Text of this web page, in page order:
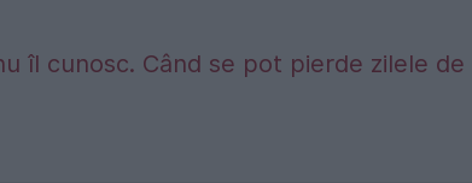
îl cunosc. Când se pot pierde zilele de